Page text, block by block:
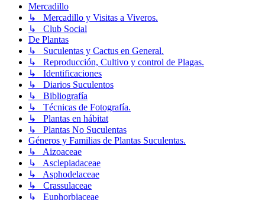
Mercadillo
↳ Mercadillo y Visitas a Viveros.
↳ Club Social
De Plantas
↳ Suculentas y Cactus en General.
↳ Reproducción, Cultivo y control de Plagas.
↳ Identificaciones
↳ Diarios Suculentos
↳ Bibliografía
↳ Técnicas de Fotografía.
↳ Plantas en hábitat
↳ Plantas No Suculentas
Géneros y Familias de Plantas Suculentas.
↳ Aizoaceae
↳ Asclepiadaceae
↳ Asphodelaceae
↳ Crassulaceae
↳ Euphorbiaceae